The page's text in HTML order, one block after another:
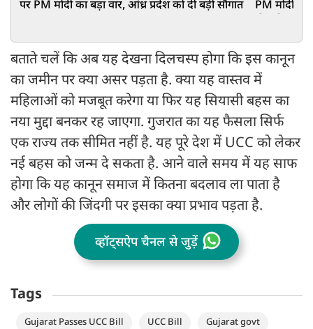
पर PM मोदी का बड़ा वार, आंध्र प्रदेश को दी बड़ी सौगात
PM मोदी
बताते चलें कि अब यह देखना दिलचस्प होगा कि इस कानून
का जमीन पर क्या असर पड़ता है. क्या यह वास्तव में
महिलाओं को मजबूत करेगा या फिर यह सियासी बहस का
नया मुद्दा बनकर रह जाएगा. गुजरात का यह फैसला सिर्फ
एक राज्य तक सीमित नहीं है. यह पूरे देश में UCC को लेकर
नई बहस को जन्म दे सकता है. आने वाले समय में यह साफ
होगा कि यह कानून समाज में कितना बदलाव ला पाता है
और लोगों की जिंदगी पर इसका क्या प्रभाव पड़ता है.
व्हॉट्सऐप चैनल से जुड़ें
Tags
Gujarat Passes UCC Bill UCC Bill
Gujarat govt